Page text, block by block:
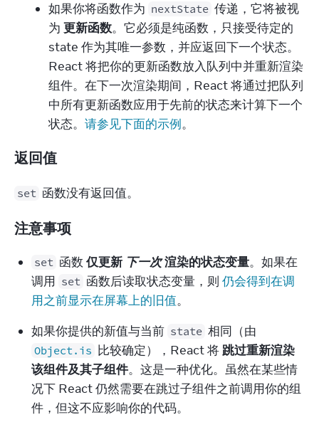
如果你将函数作为 nextState 传递，它将被视
为 更新函数。它必须是纯函数，只接受待定的
state 作为其唯一参数，并应返回下一个状态。
React 将把你的更新函数放入队列中并重新渲染
组件。在下一次渲染期间，React 将通过把队列
中所有更新函数应用于先前的状态来计算下一个
状态。 请参见下面的示例。
返回值
set 函数没有返回值。
注意事项
set 函数 仅更新 下一次 渲染的状态变量。如果在
调用 set 函数后读取状态变量，则 仍会得到在调
用之前显示在屏幕上的旧值。
如果你提供的新值与当前 state
Object.is 比较确定），React 将 跳过重新渲染
该组件及其子组件。这是一种优化。虽然在某些情
况下 React 仍然需要在跳过子组件之前调用你的组
件，但这不应影响你的代码。